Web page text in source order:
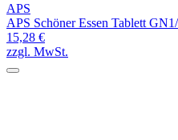
APS
APS Schöner Essen Tablett GN1/
15,28 €
zzgl. MwSt.